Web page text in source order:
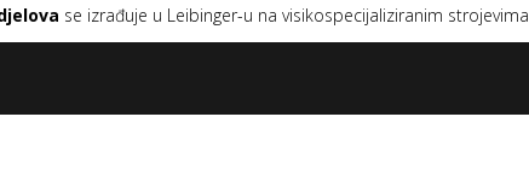
se izrađuje u Leibinger-u na visikospecijaliziranim strojevima